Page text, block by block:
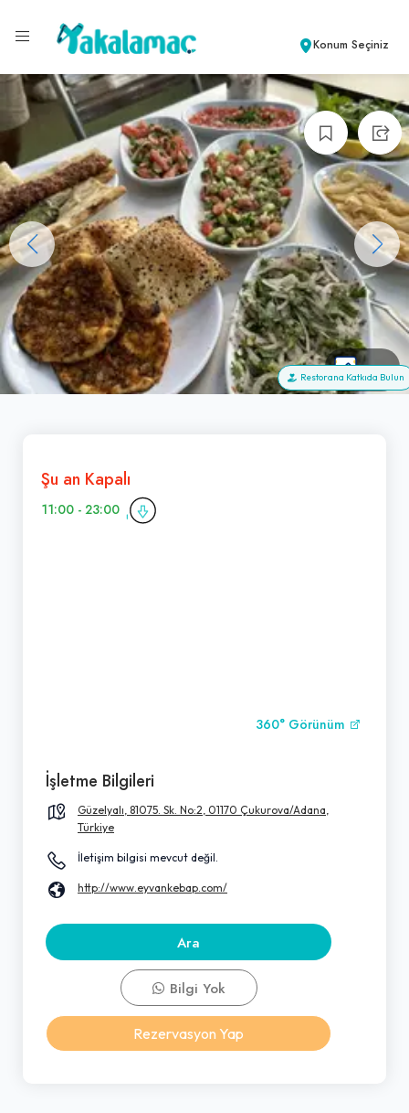
Konum Seçiniz
+99
Restorana Katkıda Bulun
Şu an Kapalı
11:00 - 23:00
360° Görünüm
İşletme Bilgileri
Güzelyalı, 81075. Sk. No:2, 01170 Çukurova/Adana,
Türkiye
İletişim bilgisi mevcut değil.
http://www.eyvankebap.com/
Ara
Bilgi Yok
Rezervasyon Yap